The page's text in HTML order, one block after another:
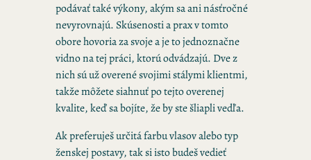
podávať také výkony, akým sa ani násťročné
nevyrovnajú. Skúsenosti a prax v tomto
obore hovoria za svoje a je to jednoznačne
vidno na tej práci, ktorú odvádzajú. Dve z
nich sú už overené svojimi stálymi klientmi,
takže môžete siahnuť po tejto overenej
kvalite, keď sa bojíte, že by ste šliapli vedľa.
Ak preferuješ určitá farbu vlasov alebo typ
ženskej postavy, tak si isto budeš vedieť